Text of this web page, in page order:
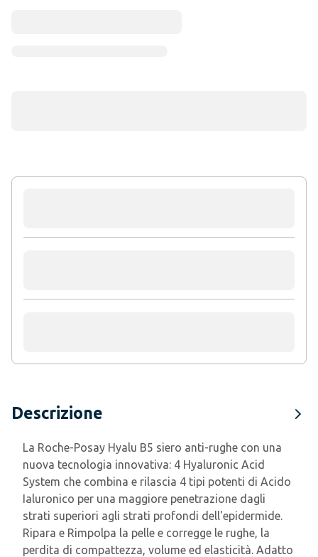
Descrizione
La Roche-Posay Hyalu B5 siero anti-rughe con una
nuova tecnologia innovativa: 4 Hyaluronic Acid
System che combina e rilascia 4 tipi potenti di Acido
Ialuronico per una maggiore penetrazione dagli
strati superiori agli strati profondi dell'epidermide.
Ripara e Rimpolpa la pelle e corregge le rughe, la
perdita di compattezza, volume ed elasticità. Adatto